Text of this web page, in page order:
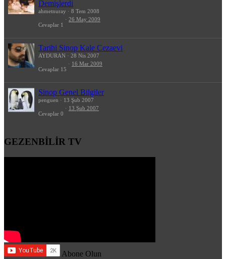
Demişlerdi
ahmetnuray 8 Tem 2008
Cevaplar 1
26 May 2009
Tarihi Sinop Kale Cezaevi
AYDURAN 28 Nis 2007
Cevaplar 15
16 Mar 2009
Sinop Genel Bilgiler
penguen 13 Şub 2007
Cevaplar 0
13 Şub 2007
GEZENBİLİR TV
Abone Olun